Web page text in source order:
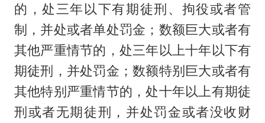
的，处三年以下有期徒刑、拘役或者管
制，并处或者单处罚金；数额巨大或者有
其他严重情节的，处三年以上十年以下有
期徒刑，并处罚金；数额特别巨大或者有
其他特别严重情节的，处十年以上有期徒
刑或者无期徒刑，并处罚金或者没收财